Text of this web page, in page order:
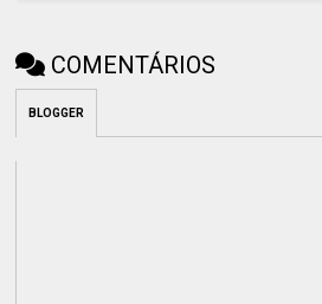
COMENTÁRIOS
BLOGGER